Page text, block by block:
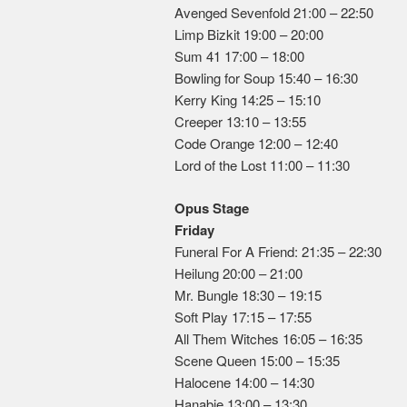
Avenged Sevenfold 21:00 – 22:50
Limp Bizkit 19:00 – 20:00
Sum 41 17:00 – 18:00
Bowling for Soup 15:40 – 16:30
Kerry King 14:25 – 15:10
Creeper 13:10 – 13:55
Code Orange 12:00 – 12:40
Lord of the Lost 11:00 – 11:30
Opus Stage
Friday
Funeral For A Friend: 21:35 – 22:30
Heilung 20:00 – 21:00
Mr. Bungle 18:30 – 19:15
Soft Play 17:15 – 17:55
All Them Witches 16:05 – 16:35
Scene Queen 15:00 – 15:35
Halocene 14:00 – 14:30